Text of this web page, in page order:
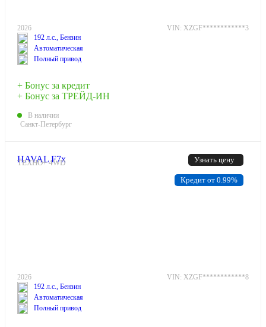
2026
VIN: XZGF************3
192 л.с., Бензин
Автоматическая
Полный привод
+ Бонус за кредит
+ Бонус за ТРЕЙД-ИН
В наличии
Санкт-Петербург
Узнать цену
HAVAL F7x
ТЕХНО+ 4WD
2026
VIN: XZGF************8
192 л.с., Бензин
Автоматическая
Полный привод
Кредит от 0.99%